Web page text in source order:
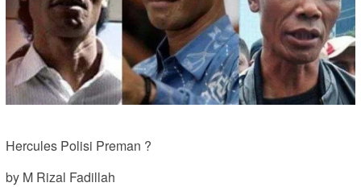
Hercules Polisi Preman ?
by M Rizal Fadillah